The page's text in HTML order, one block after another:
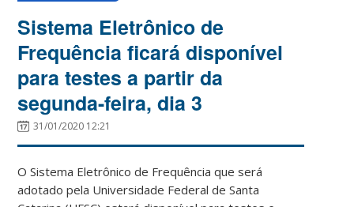
Sistema Eletrônico de
Frequência ficará disponível
para testes a partir da
segunda-feira, dia 3
31/01/2020 12:21
O Sistema Eletrônico de Frequência que será
adotado pela Universidade Federal de Santa